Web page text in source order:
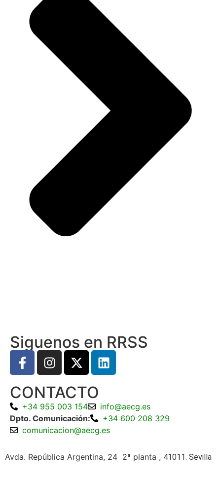
Siguenos en RRSS
CONTACTO
+34 955 003 154
info@aecg.es
Dpto. Comunicación:
+34 600 208 329
comunicacion@aecg.es
Avda. República Argentina, 24 2ª planta , 41011. Sevilla